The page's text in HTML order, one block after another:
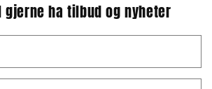
ha tilbud og nyheter